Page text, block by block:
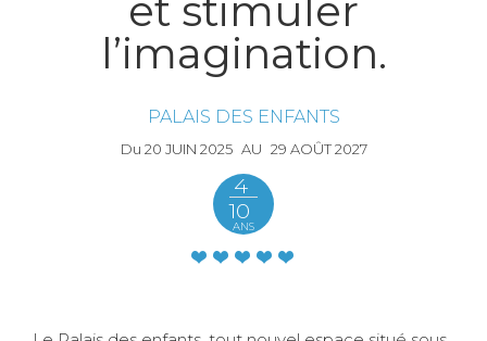
l’imagination.
PALAIS DES ENFANTS
Du 20 JUIN 2025 AU 29 AOÛT2027
4
10
ANS